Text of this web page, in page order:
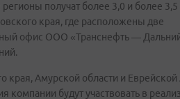
получат более 3,0 и более
края, где расположены две
офис ООО «Транснефть — Дальний
края, Амурской области и
компании будут участвовать в